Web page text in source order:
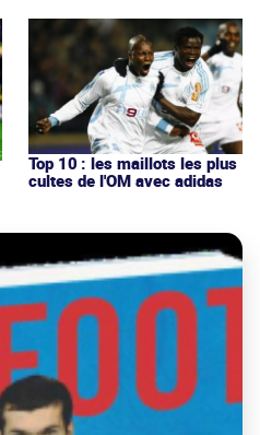
Top 10 : les maillots les plus
cultes de l'OM avec adidas